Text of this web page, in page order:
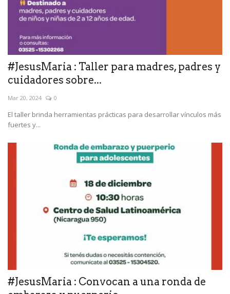
#JesusMaria : Taller para madres, padres y
cuidadores sobre...
Mar 20, 2024 0
El taller brinda herramientas prácticas para desarrollar vínculos más
fuertes y...
#JesusMaria : Convocan a una ronda de